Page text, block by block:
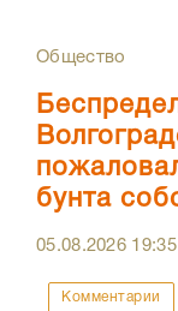
Общество
бунта
05.08.2026 19:35
Комментарии